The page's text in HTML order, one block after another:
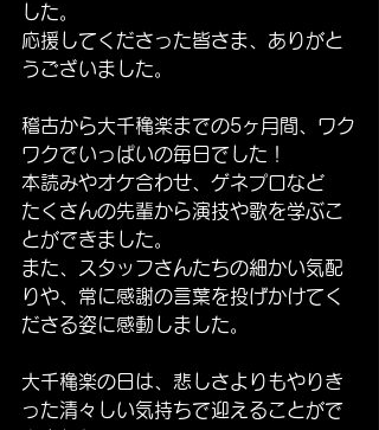
した。
応援してくださった皆さま、ありがと
うございました。
稽古から大千穐楽までの5ヶ月間、ワク
ワクでいっぱいの毎日でした！
本読みやオケ合わせ、ゲネプロなど
たくさんの先輩から演技や歌を学ぶこ
とができました。
また、スタッフさんたちの細かい気配
りや、常に感謝の言葉を投げかけてく
ださる姿に感動しました。
大千穐楽の日は、悲しさよりもやりき
った清々しい気持ちで迎えることがで